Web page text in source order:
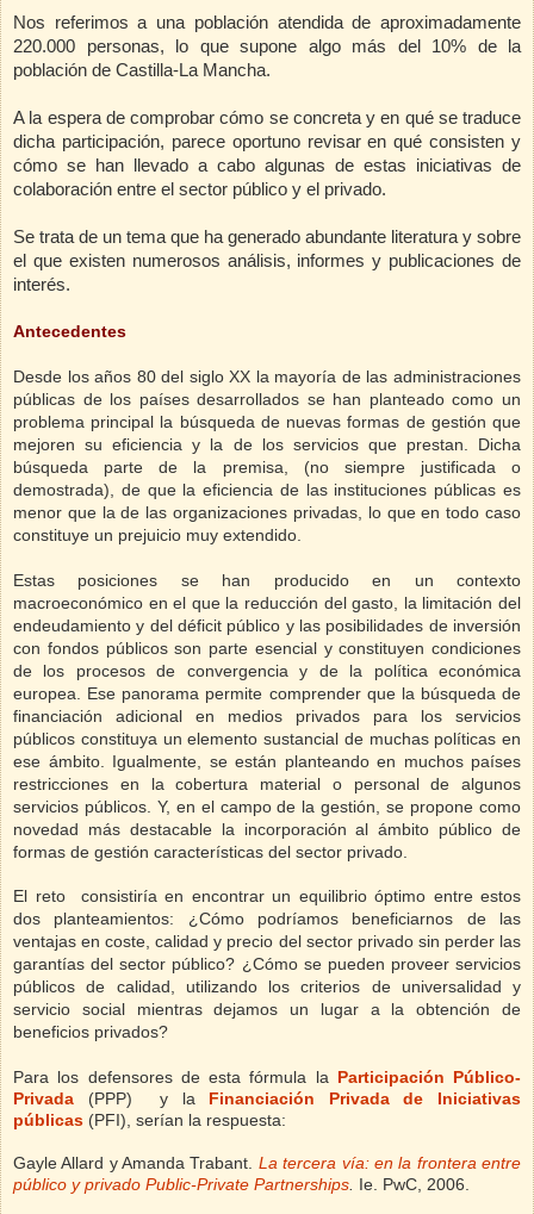
Nos referimos a una población atendida de aproximadamente
220.000 personas, lo que supone algo más del 10% de la
población de Castilla-La Mancha.
A la espera de comprobar cómo se concreta y en qué se traduce
dicha participación, parece oportuno revisar en qué consisten y
cómo se han llevado a cabo algunas de estas iniciativas de
colaboración entre el sector público y el privado.
Se trata de un tema que ha generado abundante literatura y sobre
el que existen numerosos análisis, informes y publicaciones de
interés.
Antecedentes
Desde los años 80 del siglo XX la mayoría de las administraciones
públicas de los países desarrollados se han planteado como un
problema principal la búsqueda de nuevas formas de gestión que
mejoren su eficiencia y la de los servicios que prestan. Dicha
búsqueda parte de la premisa, (no siempre justificada o
demostrada), de que la eficiencia de las instituciones públicas es
menor que la de las organizaciones privadas, lo que en todo caso
constituye un prejuicio muy extendido.
Estas posiciones se han producido en un contexto
macroeconómico en el que la reducción del gasto, la limitación del
endeudamiento y del déficit público y las posibilidades de inversión
con fondos públicos son parte esencial y constituyen condiciones
de los procesos de convergencia y de la política económica
europea. Ese panorama permite comprender que la búsqueda de
financiación adicional en medios privados para los servicios
públicos constituya un elemento sustancial de muchas políticas en
ese ámbito. Igualmente, se están planteando en muchos países
restricciones en la cobertura material o personal de algunos
servicios públicos. Y, en el campo de la gestión, se propone como
novedad más destacable la incorporación al ámbito público de
formas de gestión características del sector privado.
El reto
consistiría en encontrar un equilibrio óptimo entre estos
dos planteamientos: ¿Cómo podríamos beneficiarnos de las
ventajas en coste, calidad y precio del sector privado sin perder las
garantías del sector público? ¿Cómo se pueden proveer servicios
públicos de calidad, utilizando los criterios de universalidad y
servicio social mientras dejamos un lugar a la obtención de
beneficios privados?
Para los defensores de esta fórmula la Participación Público-
Privada (PPP) y la Financiación Privada de Iniciativas
públicas (PFI), serían la respuesta:
Gayle Allard y Amanda Trabant. La tercera vía: en la frontera entre
público y privado Public-Private Partnerships. Ie. PwC, 2006.